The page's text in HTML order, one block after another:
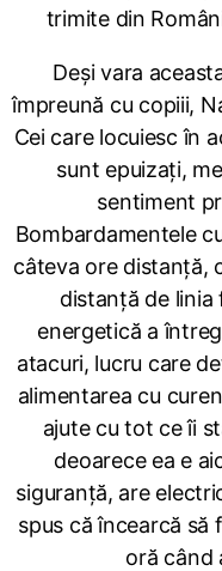
trimite din
Deși vara
împreună cu copiii,
Cei care locuiesc în
sunt epuizați,
sentiment
Bombardamentele
câteva ore distanță,
distanță de
energetică a
atacuri, lucru care
alimentarea cu
ajute cu tot ce îi
deoarece ea e
siguranță, are
spus că încearcă să
oră când